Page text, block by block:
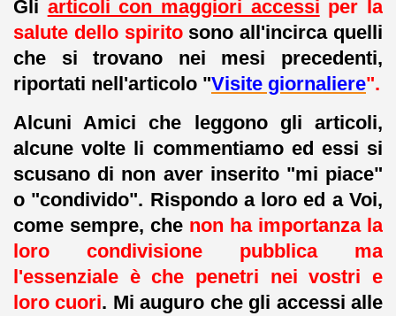
Gli articoli con maggiori accessi per la
salute dello spirito sono all'incirca quelli
che si trovano nei mesi precedenti,
riportati nell'articolo "Visite giornaliere".
Alcuni Amici che leggono gli articoli,
alcune volte li commentiamo ed essi si
scusano di non aver inserito "mi piace"
o "condivido". Rispondo a loro ed a Voi,
come sempre, che non ha importanza la
loro condivisione pubblica ma
l'essenziale è che penetri nei vostri e
loro cuori. Mi auguro che gli accessi alle